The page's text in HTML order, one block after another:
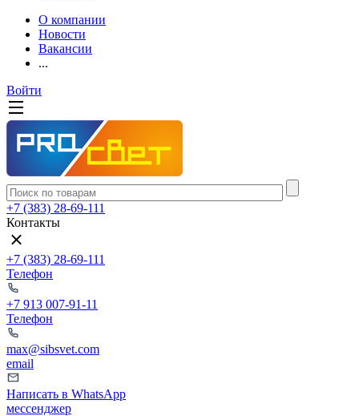
О компании
Новости
Вакансии
...
Войти
+7 (383) 28-69-111
Контакты
+7 (383) 28-69-111
Телефон
+7 913 007-91-11
Телефон
max@sibsvet.com
email
Написать в WhatsApp
мессенджер